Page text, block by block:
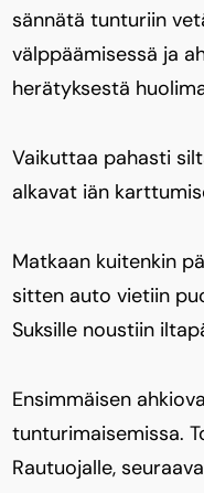
sännätä tunturiin
välppäämisessä ja
herätyksestä
Vaikuttaa pahasti
alkavat iän
Matkaan kuitenkin
sitten auto vietiin
Suksille noustiin
Ensimmäisen
tunturimaisemissa.
Rautuojalle,